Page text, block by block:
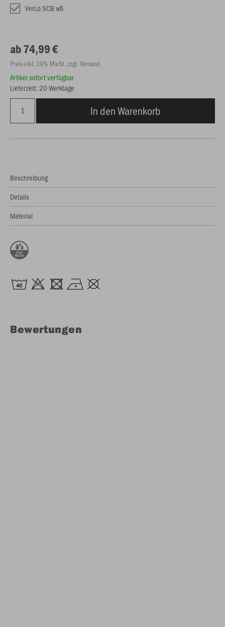
VerLo SCB wß
ab 74,99 €
Preis inkl. 19% MwSt. zzgl. Versand
Artikel sofort verfügbar
Lieferzeit: 20 Werktage
In den Warenkorb
Beschreibung
Details
Material
Bewertungen